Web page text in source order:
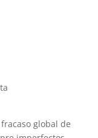
global de